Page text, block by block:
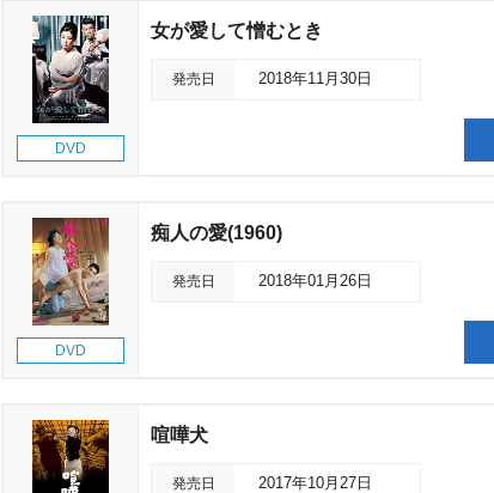
DVD
女が愛して憎むとき
発売日 2018年11月30日
DVD
痴人の愛(1960)
発売日 2018年01月26日
喧嘩犬
発売日 2017年10月27日